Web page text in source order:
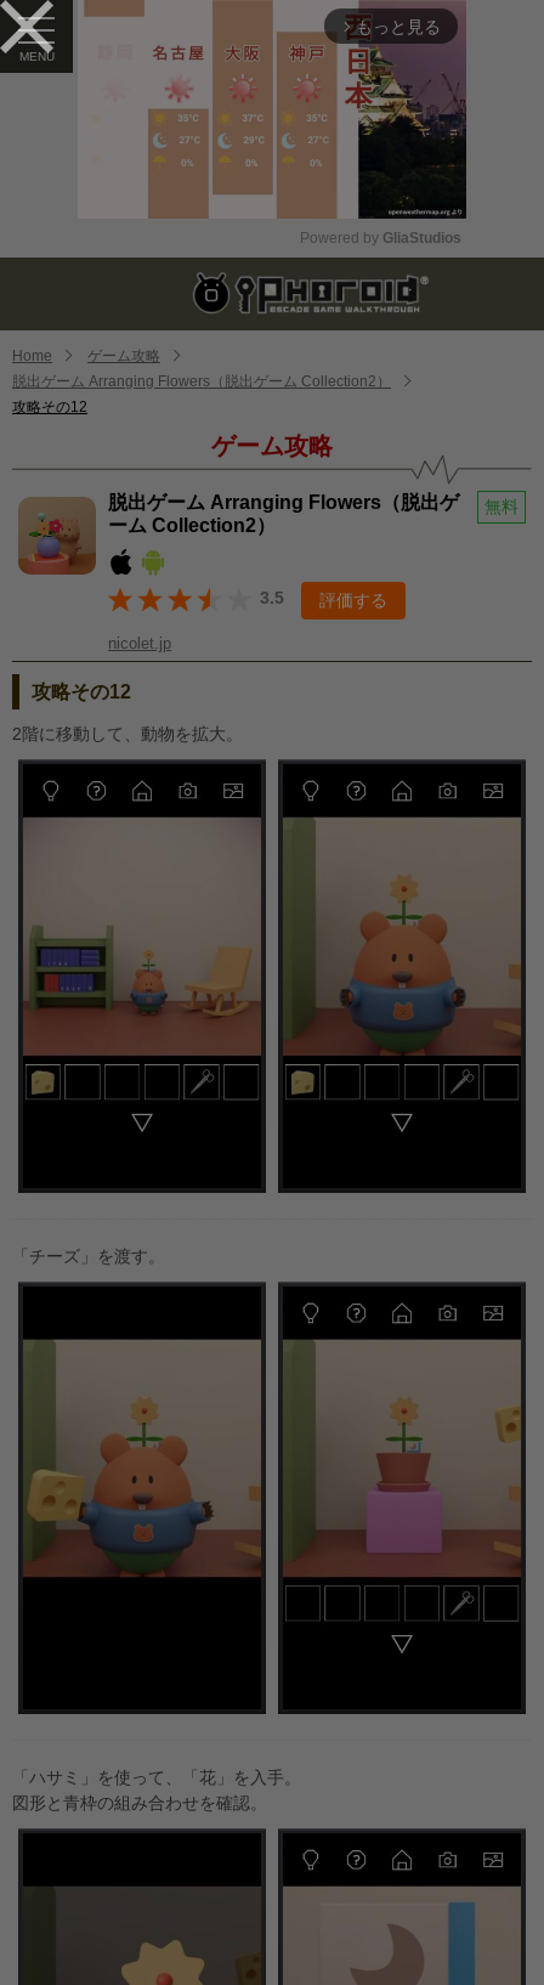
arrow_forward_ios もっと見る
Mute
Powered by GliaStudios
Home
ゲーム攻略
脱出ゲーム Arranging Flowers（脱出ゲーム Collectio‪n2‬）
攻略その12
ゲーム攻略
脱出ゲーム Arranging Flowers（脱出ゲ
ーム Collectio‪n2‬）
無料
3.5 評価する
nicolet.jp
攻略その12
2階に移動して、動物を拡大。
「チーズ」を渡す。
「ハサミ」を使って、「花」を入手。
図形と青枠の組み合わせを確認。